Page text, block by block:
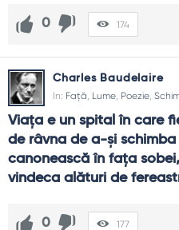
0 174
Charles Baudelaire
In: Față, Lume, Poezie,
Viaţa e un spital în care
de râvna de a-şi
canonească în faţa
vindeca alături de
0 177